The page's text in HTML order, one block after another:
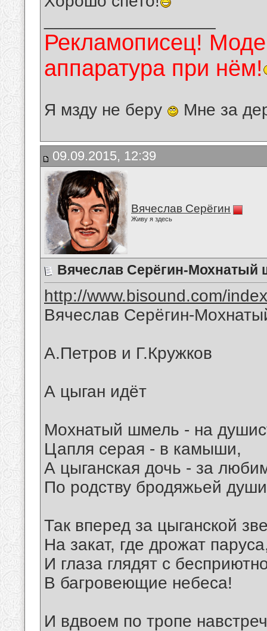
Рекламописец!
аппаратура при нём!
Я мзду не беру Мне за
09.09.2015, 12:39
Вячеслав Серёгин
Живу я здесь
Вячеслав Серёгин-Мохнатый
http://www.bisound.com/
Вячеслав Серёгин-
А.Петров и Г.Кружков
А цыган идёт
Мохнатый шмель - на
Цапля серая - в камыши,
А цыганская дочь - за
По родству бродяжьей
Так вперед за цыганской
На закат, где дрожат
И глаза глядят с
В багровеющие небеса!
И вдвоем по тропе